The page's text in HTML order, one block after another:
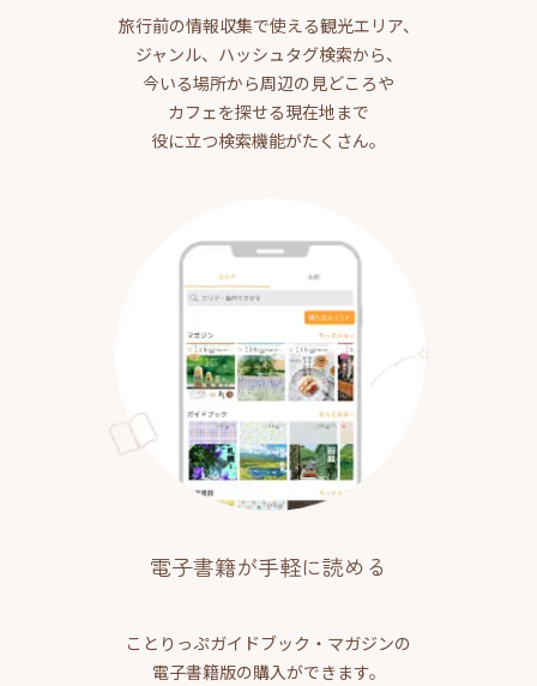
旅行前の情報収集で使える観光エリア、
ジャンル、ハッシュタグ検索から、
今いる場所から周辺の見どころや
カフェを探せる現在地まで
役に立つ検索機能がたくさん。
電子書籍が手軽に読める
ことりっぷガイドブック・マガジンの
電子書籍版の購入ができます。